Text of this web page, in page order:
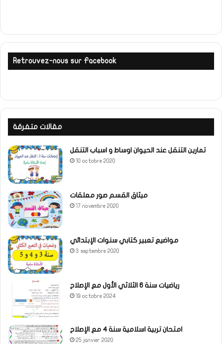
Retrouvez-nous sur Facebook
مقالات متفرقة
تمارين التنقل عند الحيوان اوساط و اسباب التنقل
10 octobre 2020
ميثاق القسم صور معلقات
17 novembre 2020
مواضيع تعبير كتابي سنوات الإبتدائي
3 septembre 2020
رياضيات سنة 6 الثلاثي الأول مع الإصلاح
19 octobre 2024
امتحان تربية اسلامية سنة 4 مع الإصلاح
25 janvier 2020